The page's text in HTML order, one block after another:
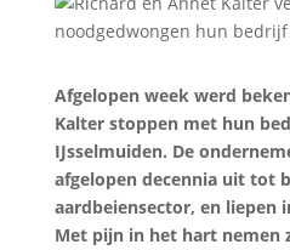
Afgelopen week werd
Kalter stoppen met hun
IJsselmuiden. De
afgelopen decennia uit tot
aardbeiensector, en liepen
Met pijn in het hart nemen